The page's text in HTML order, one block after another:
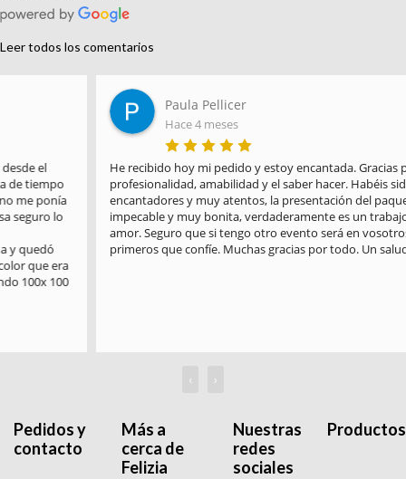
Leer todos los comentarios
Paula Pellicer
Hace 4 meses
He recibido hoy mi pedido y estoy encantada. Gracias por la
profesionalidad, amabilidad y el saber hacer. Habéis sido
encantadores y muy atentos, la presentación del paquete es
impecable y muy bonita, verdaderamente es un trabajo hecho con
amor. Seguro que si tengo otro evento será en vosotros en los
primeros que confíe. Muchas gracias por todo. Un saludo
‹ ›
Pedidos y
contacto
Más a
cerca de
Felizia
Nuestras
redes
sociales
Productos